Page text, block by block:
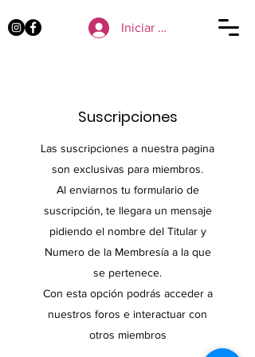
Iniciar sesión
Suscripciones
Las suscripciones a nuestra pagina
son exclusivas para miembros.
Al enviarnos tu formulario de
suscripción, te llegara un mensaje
pidiendo el nombre del Titular y
Numero de la Membresía a la que
se pertenece.
Con esta opción podrás acceder a
nuestros foros e interactuar con
otros miembros